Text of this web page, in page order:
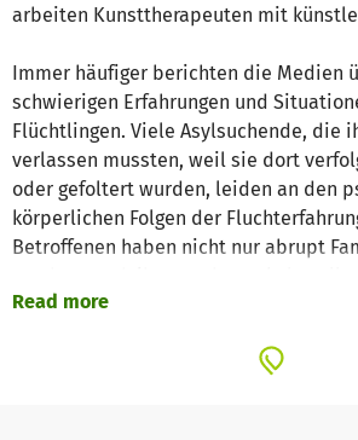
arbeiten Kunsttherapeuten mit
Immer häufiger berichten die Medien
schwierigen Erfahrungen und
Flüchtlingen. Viele Asylsuchende, die
verlassen mussten, weil sie dort
oder gefoltert wurden, leiden an den
körperlichen Folgen der
Betroffenen haben nicht nur abrupt
Nach zahlreichen Verlusten und einem
Bundesrepublik mit schweren
Read more